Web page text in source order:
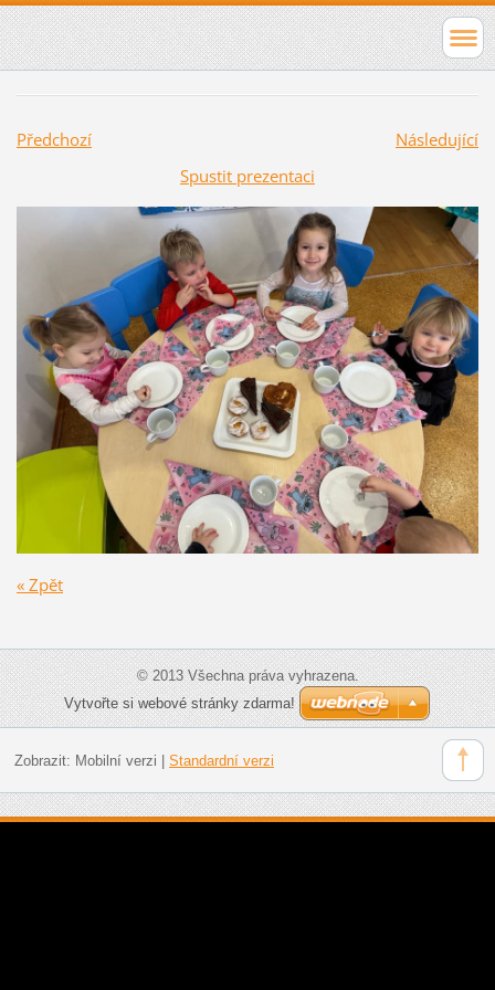
Předchozí
Následující
Spustit prezentaci
« Zpět
© 2013 Všechna práva vyhrazena.
Vytvořte si webové stránky zdarma!
Zobrazit: Mobilní verzi Standardní verzi